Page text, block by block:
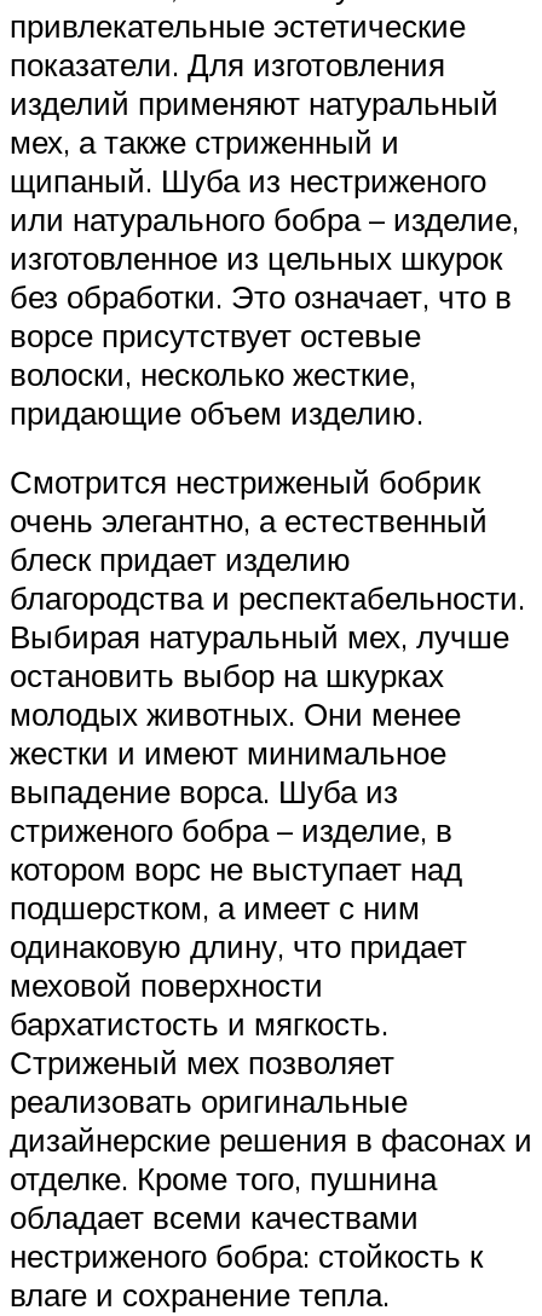
привлекательные эстетические
показатели. Для изготовления
изделий применяют натуральный
мех, а также стриженный и
щипаный. Шуба из нестриженого
или натурального бобра – изделие,
изготовленное из цельных шкурок
без обработки. Это означает, что в
ворсе присутствует остевые
волоски, несколько жесткие,
придающие объем изделию.
Смотрится нестриженый бобрик
очень элегантно, а естественный
блеск придает изделию
благородства и респектабельности.
Выбирая натуральный мех, лучше
остановить выбор на шкурках
молодых животных. Они менее
жестки и имеют минимальное
выпадение ворса. Шуба из
стриженого бобра – изделие, в
котором ворс не выступает над
подшерстком, а имеет с ним
одинаковую длину, что придает
меховой поверхности
бархатистость и мягкость.
Стриженый мех позволяет
реализовать оригинальные
дизайнерские решения в фасонах и
отделке. Кроме того, пушнина
обладает всеми качествами
нестриженого бобра: стойкость к
влаге и сохранение тепла.